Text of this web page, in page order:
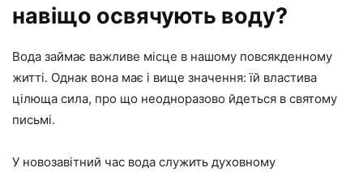
навіщо освячують воду?
Вода займає важливе місце в нашому повсякденному
житті. Однак вона має і вище значення: їй властива
цілюща сила, про що неодноразово йдеться в святому
письмі.
У новозавітний час вода служить духовному